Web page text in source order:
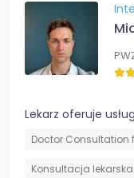
Lekarz oferuje
Doctor Consultation
Konsultacja